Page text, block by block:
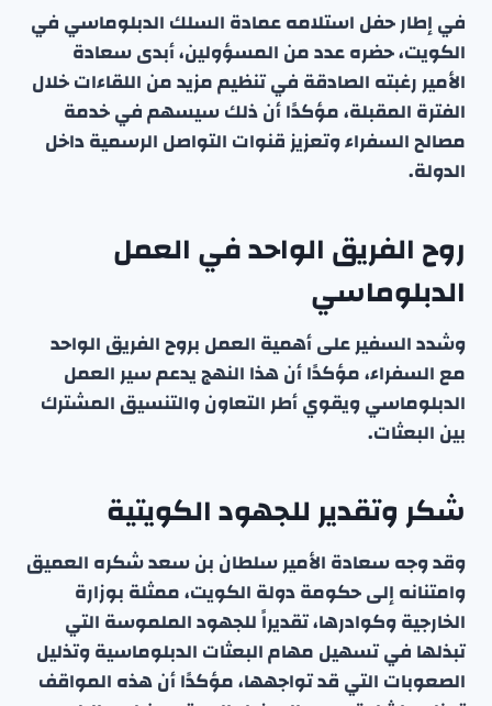
في إطار حفل استلامه عمادة السلك الدبلوماسي في
الكويت، حضره عدد من المسؤولين، أبدى سعادة
الأمير رغبته الصادقة في تنظيم مزيد من اللقاءات خلال
الفترة المقبلة، مؤكدًا أن ذلك سيسهم في خدمة
مصالح السفراء وتعزيز قنوات التواصل الرسمية داخل
الدولة.
روح الفريق الواحد في العمل
الدبلوماسي
وشدد السفير على أهمية العمل بروح الفريق الواحد
مع السفراء، مؤكدًا أن هذا النهج يدعم سير العمل
الدبلوماسي ويقوي أطر التعاون والتنسيق المشترك
بين البعثات.
شكر وتقدير للجهود الكويتية
وقد وجه سعادة الأمير سلطان بن سعد شكره العميق
وامتنانه إلى حكومة دولة الكويت، ممثلة بوزارة
الخارجية وكوادرها، تقديراً للجهود الملموسة التي
تبذلها في تسهيل مهام البعثات الدبلوماسية وتذليل
الصعوبات التي قد تواجهها، مؤكدًا أن هذه المواقف